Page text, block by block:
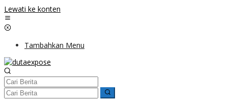
Lewati ke konten
Tambahkan Menu